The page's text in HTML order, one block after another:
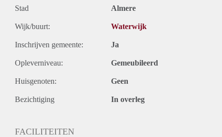
Stad Almere
Wijk/buurt: Waterwijk
Inschrijven gemeente: Ja
Opleverniveau: Gemeubileerd
Huisgenoten: Geen
Bezichtiging In overleg
FACILITEITEN